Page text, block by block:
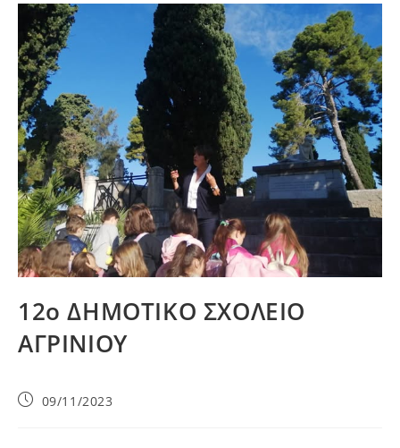
12ο ΔΗΜΟΤΙΚΟ ΣΧΟΛΕΙΟ
ΑΓΡΙΝΙΟΥ
09/11/2023